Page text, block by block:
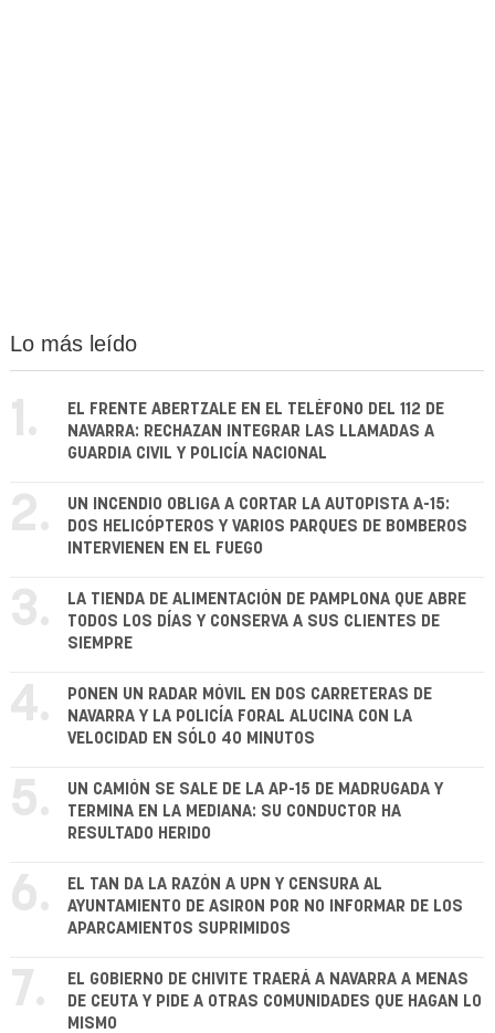
Lo más leído
1.
EL FRENTE ABERTZALE EN EL TELÉFONO DEL 112 DE
NAVARRA: RECHAZAN INTEGRAR LAS LLAMADAS A
GUARDIA CIVIL Y POLICÍA NACIONAL
2.
UN INCENDIO OBLIGA A CORTAR LA AUTOPISTA A-15:
DOS HELICÓPTEROS Y VARIOS PARQUES DE BOMBEROS
INTERVIENEN EN EL FUEGO
3.
LA TIENDA DE ALIMENTACIÓN DE PAMPLONA QUE ABRE
TODOS LOS DÍAS Y CONSERVA A SUS CLIENTES DE
SIEMPRE
4.
PONEN UN RADAR MÓVIL EN DOS CARRETERAS DE
NAVARRA Y LA POLICÍA FORAL ALUCINA CON LA
VELOCIDAD EN SÓLO 40 MINUTOS
5.
UN CAMIÓN SE SALE DE LA AP-15 DE MADRUGADA Y
TERMINA EN LA MEDIANA: SU CONDUCTOR HA
RESULTADO HERIDO
6.
EL TAN DA LA RAZÓN A UPN Y CENSURA AL
AYUNTAMIENTO DE ASIRON POR NO INFORMAR DE LOS
APARCAMIENTOS SUPRIMIDOS
7.
EL GOBIERNO DE CHIVITE TRAERÁ A NAVARRA A MENAS
DE CEUTA Y PIDE A OTRAS COMUNIDADES QUE HAGAN LO
MISMO